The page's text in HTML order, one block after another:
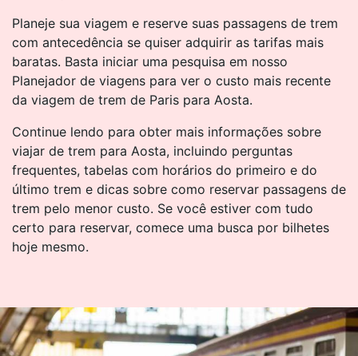
Planeje sua viagem e reserve suas passagens de trem
com antecedência se quiser adquirir as tarifas mais
baratas. Basta iniciar uma pesquisa em nosso
Planejador de viagens para ver o custo mais recente
da viagem de trem de Paris para Aosta.
Continue lendo para obter mais informações sobre
viajar de trem para Aosta, incluindo perguntas
frequentes, tabelas com horários do primeiro e do
último trem e dicas sobre como reservar passagens de
trem pelo menor custo. Se você estiver com tudo
certo para reservar, comece uma busca por bilhetes
hoje mesmo.